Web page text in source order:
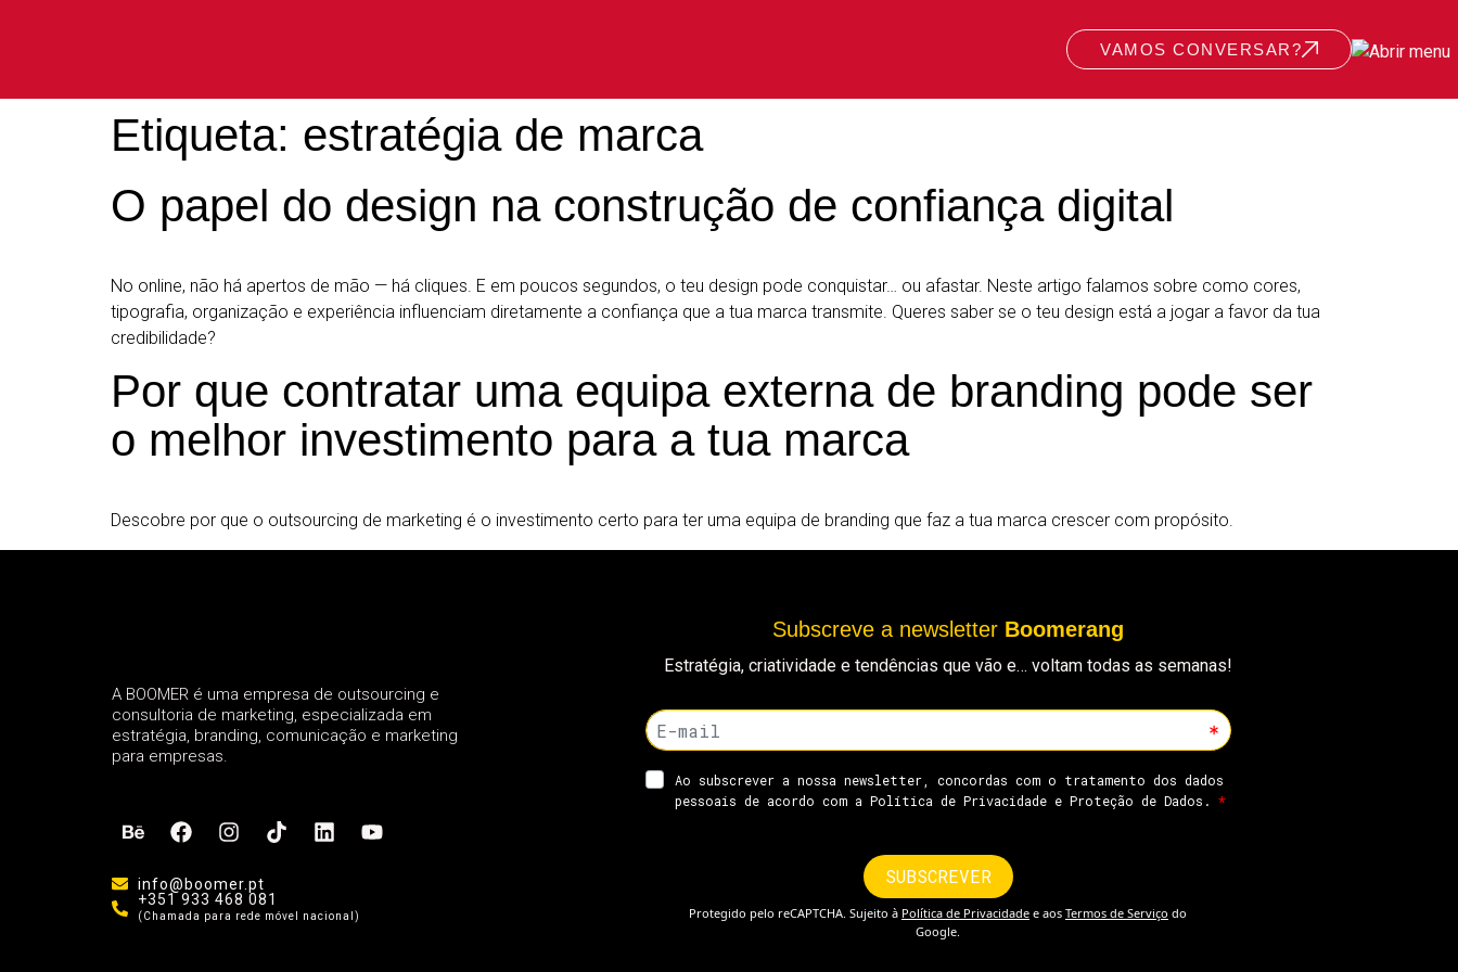
VAMOS CONVERSAR?
Etiqueta: estratégia de marca
O papel do design na construção de confiança digital
No online, não há apertos de mão — há cliques. E em poucos segundos, o teu design pode conquistar… ou afastar. Neste artigo falamos sobre como cores,
tipografia, organização e experiência influenciam diretamente a confiança que a tua marca transmite. Queres saber se o teu design está a jogar a favor da tua
credibilidade?
Por que contratar uma equipa externa de branding pode ser
o melhor investimento para a tua marca
Descobre por que o outsourcing de marketing é o investimento certo para ter uma equipa de branding que faz a tua marca crescer com propósito.
A BOOMER é uma empresa de outsourcing e
consultoria de marketing, especializada em
estratégia, branding, comunicação e marketing
para empresas.
info@boomer.pt
+351 933 468 081
(Chamada para rede móvel nacional)
Subscreve a newsletter Boomerang
Estratégia, criatividade e tendências que vão e… voltam todas as semanas!